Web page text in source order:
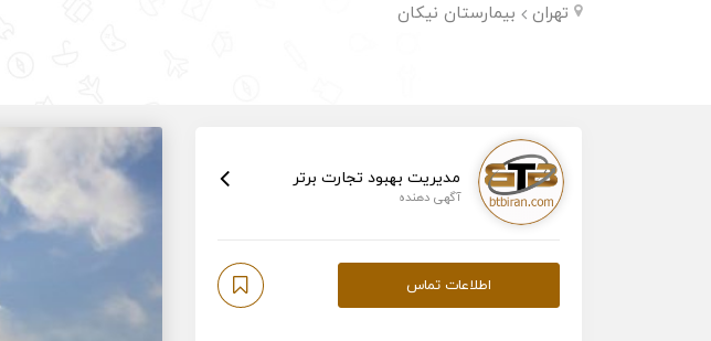
تهران بیمارستان نیکان
مدیریت بهبود تجارت برتر
آگهی دهنده
اطلاعات تماس